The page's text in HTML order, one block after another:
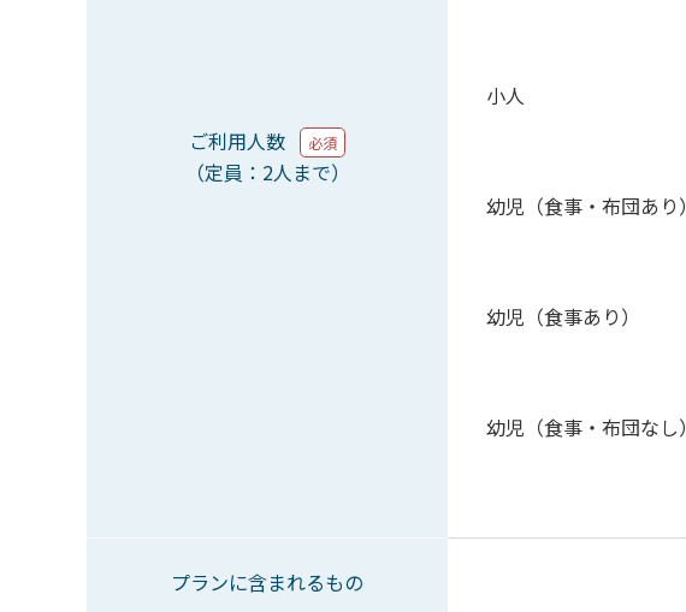
ご利用人数 必須
（定員：2人まで）
小人
幼児（食事・布団あり）
幼児（食事あり）
幼児（食事・布団なし）
プランに含まれるもの